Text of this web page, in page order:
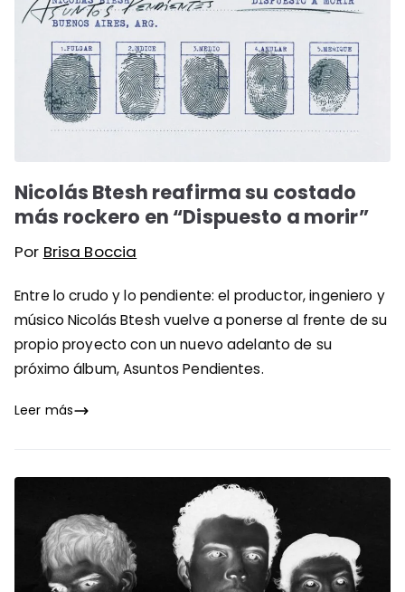
Nicolás Btesh reafirma su costado
más rockero en “Dispuesto a morir”
Por Brisa Boccia
Entre lo crudo y lo pendiente: el productor, ingeniero y
músico Nicolás Btesh vuelve a ponerse al frente de su
propio proyecto con un nuevo adelanto de su
próximo álbum, Asuntos Pendientes.
Leer más